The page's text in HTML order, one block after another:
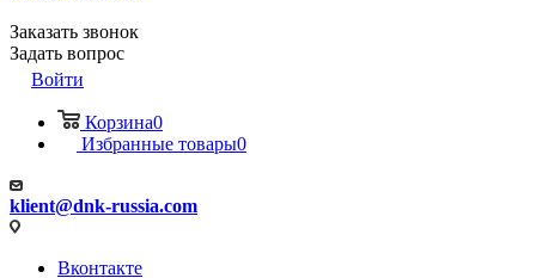
Заказать звонок
Задать вопрос
Войти
Корзина0
Избранные товары0
klient@dnk-russia.com
Вконтакте